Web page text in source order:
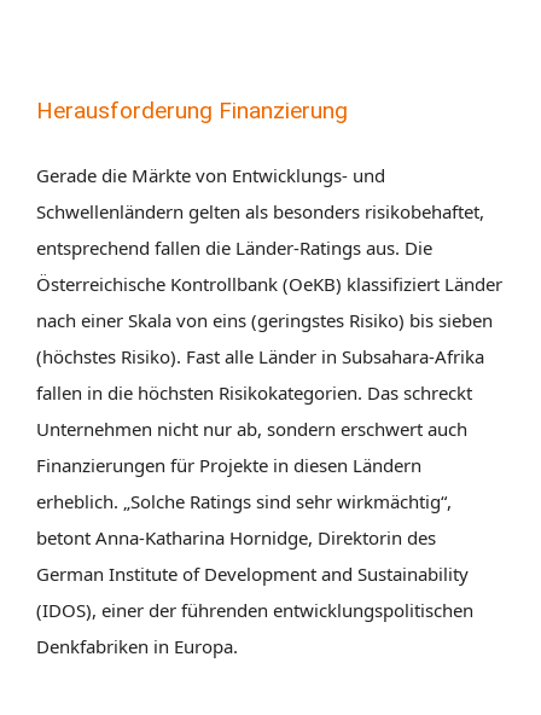
Herausforderung Finanzierung
Gerade die Märkte von Entwicklungs- und
Schwellenländern gelten als besonders risikobehaftet,
entsprechend fallen die Länder-Ratings aus. Die
Österreichische Kontrollbank (OeKB) klassifiziert Länder
nach einer Skala von eins (geringstes Risiko) bis sieben
(höchstes Risiko). Fast alle Länder in Subsahara-Afrika
fallen in die höchsten Risikokategorien. Das schreckt
Unternehmen nicht nur ab, sondern erschwert auch
Finanzierungen für Projekte in diesen Ländern
erheblich. „Solche Ratings sind sehr wirkmächtig“,
betont Anna-Katharina Hornidge, Direktorin des
German Institute of Development and Sustainability
(IDOS), einer der führenden entwicklungspolitischen
Denkfabriken in Europa.